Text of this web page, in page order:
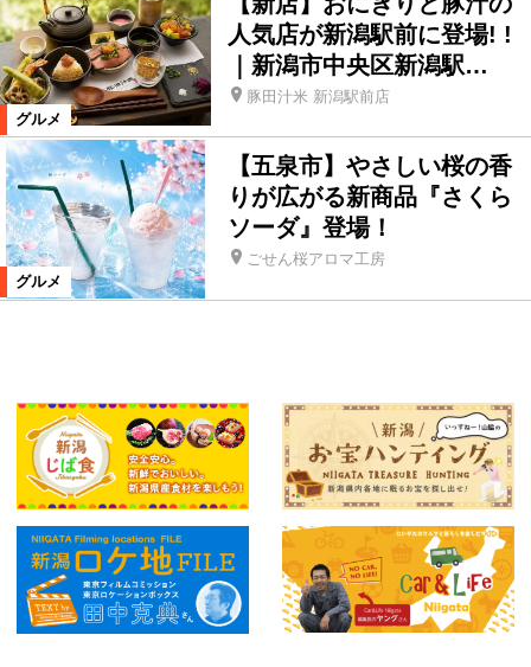
グルメ
人気店が新潟駅前に登場! !
｜新潟市中央区新潟駅…
豚田汁米 新潟駅前店
グルメ
【五泉市】やさしい桜の香
りが広がる新商品『さくら
ソーダ』登場！
ごせん桜アロマ工房